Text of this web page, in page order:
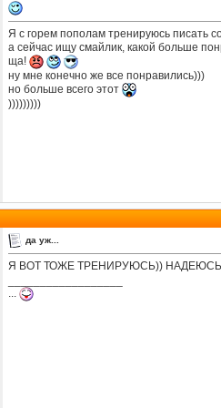
Я с горем пополам тренируюсь писать
а сейчас ищу смайлик, какой больше
ща!
ну мне конечно же все понравились)))
но больше всего этот
)))))))))
да уж...
Я ВОТ ТОЖЕ ТРЕНИРУЮСЬ))
...